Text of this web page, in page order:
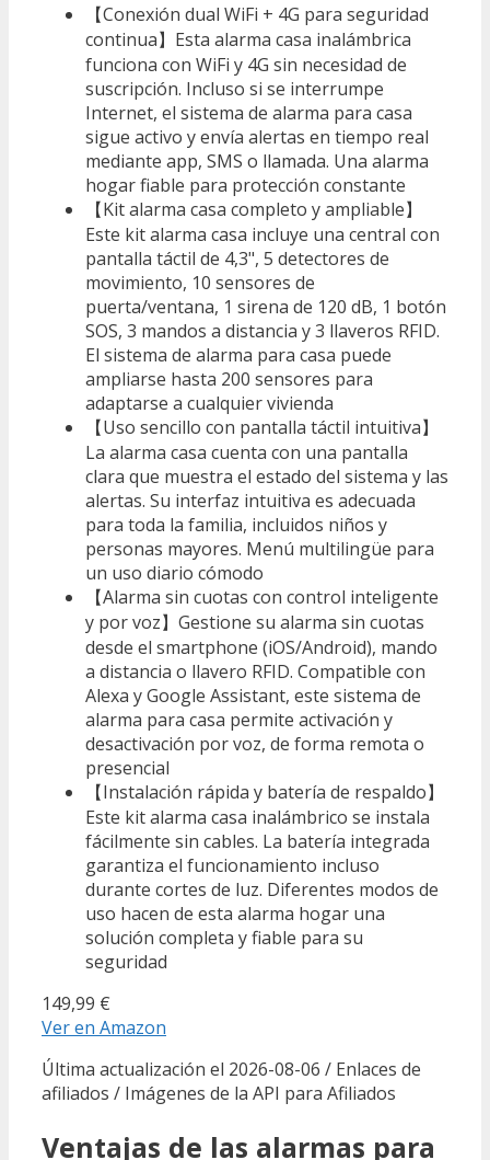
【Conexión dual WiFi + 4G para seguridad
continua】Esta alarma casa inalámbrica
funciona con WiFi y 4G sin necesidad de
suscripción. Incluso si se interrumpe
Internet, el sistema de alarma para casa
sigue activo y envía alertas en tiempo real
mediante app, SMS o llamada. Una alarma
hogar fiable para protección constante
【Kit alarma casa completo y ampliable】
Este kit alarma casa incluye una central con
pantalla táctil de 4,3", 5 detectores de
movimiento, 10 sensores de
puerta/ventana, 1 sirena de 120 dB, 1 botón
SOS, 3 mandos a distancia y 3 llaveros RFID.
El sistema de alarma para casa puede
ampliarse hasta 200 sensores para
adaptarse a cualquier vivienda
【Uso sencillo con pantalla táctil intuitiva】
La alarma casa cuenta con una pantalla
clara que muestra el estado del sistema y las
alertas. Su interfaz intuitiva es adecuada
para toda la familia, incluidos niños y
personas mayores. Menú multilingüe para
un uso diario cómodo
【Alarma sin cuotas con control inteligente
y por voz】Gestione su alarma sin cuotas
desde el smartphone (iOS/Android), mando
a distancia o llavero RFID. Compatible con
Alexa y Google Assistant, este sistema de
alarma para casa permite activación y
desactivación por voz, de forma remota o
presencial
【Instalación rápida y batería de respaldo】
Este kit alarma casa inalámbrico se instala
fácilmente sin cables. La batería integrada
garantiza el funcionamiento incluso
durante cortes de luz. Diferentes modos de
uso hacen de esta alarma hogar una
solución completa y fiable para su
seguridad
149,99 €
Ver en Amazon
Última actualización el 2026-08-06 / Enlaces de
afiliados / Imágenes de la API para Afiliados
Ventajas de las alarmas para